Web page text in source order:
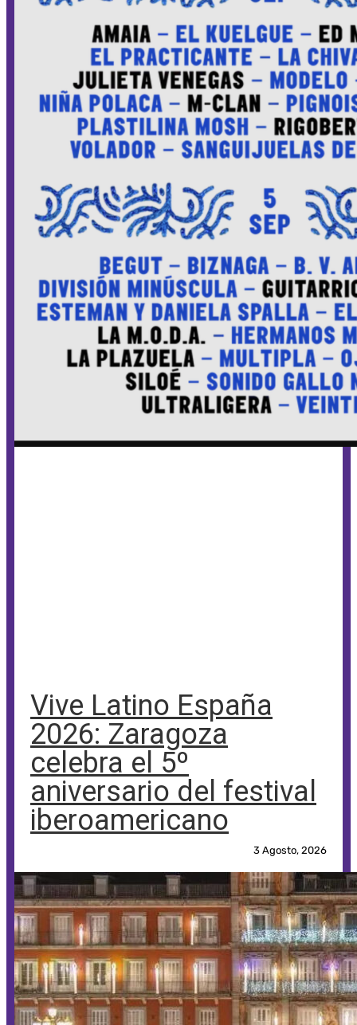
Vive Latino España
2026: Zaragoza
celebra el 5º
aniversario del festival
iberoamericano
3 Agosto, 2026